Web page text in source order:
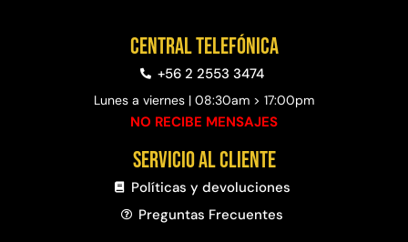
Central telefónica
+56 2 2553 3474
Lunes a viernes | 08:30am > 17:00pm
NO RECIBE MENSAJES
Servicio al cliente
Políticas y devoluciones
Preguntas Frecuentes​